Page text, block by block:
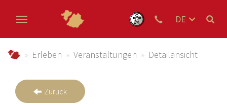
DE
schmallenberger-sauerland.de
Erleben Veranstaltungen Detailansicht
Zurück